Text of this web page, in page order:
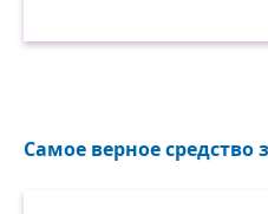
Самое верное